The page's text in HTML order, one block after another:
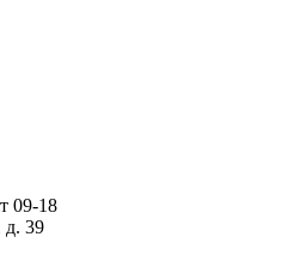
09-18
39